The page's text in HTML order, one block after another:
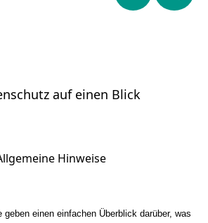
auf einen Blick
Hinweise
geben einen einfachen Überblick darüber, was